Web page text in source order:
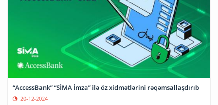
“AccessBank” “SİMA İmza” ilə öz xidmətlərini rəqəmsallaşdırıb
20-12-2024